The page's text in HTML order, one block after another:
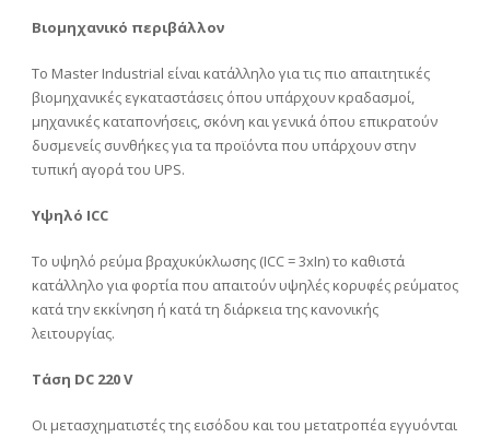
Βιομηχανικό περιβάλλον
Το Master Industrial είναι κατάλληλo για τις πιο απαιτητικές
βιομηχανικές εγκαταστάσεις όπου υπάρχουν κραδασμοί,
μηχανικές καταπονήσεις, σκόνη και γενικά όπου επικρατούν
δυσμενείς συνθήκες για τα προϊόντα που υπάρχουν στην
τυπική αγορά του UPS.
Υψηλό ICC
Το υψηλό ρεύμα βραχυκύκλωσης (ICC = 3xIn) το καθιστά
κατάλληλο για φορτία που απαιτούν υψηλές κορυφές ρεύματος
κατά την εκκίνηση ή κατά τη διάρκεια της κανονικής
λειτουργίας.
Τάση DC 220 V
Οι μετασχηματιστές της εισόδου και του μετατροπέα εγγυόνται